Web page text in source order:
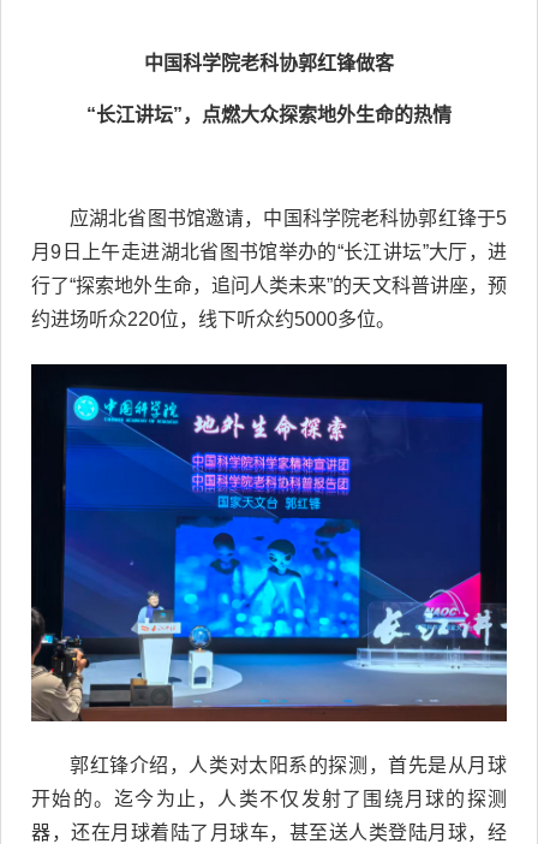
中国科学院老科协郭红锋做客
“长江讲坛”，点燃大众探索地外生命的热情
应湖北省图书馆邀请，中国科学院老科协郭红锋于5
月9日上午走进湖北省图书馆举办的“长江讲坛”大厅，进
行了“探索地外生命，追问人类未来”的天文科普讲座，预
约进场听众220位，线下听众约5000多位。
郭红锋介绍，人类对太阳系的探测，首先是从月球
开始的。迄今为止，人类不仅发射了围绕月球的探测
器，还在月球着陆了月球车，甚至送人类登陆月球，经